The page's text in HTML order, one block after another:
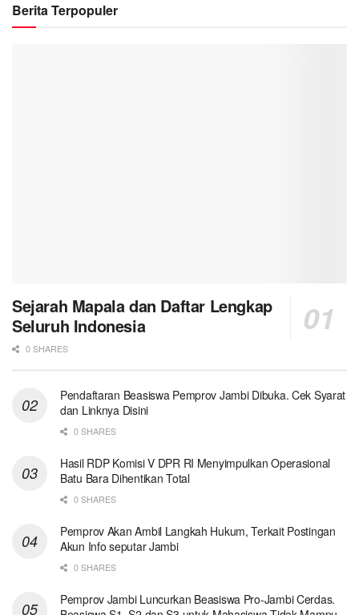
Berita Terpopuler
Sejarah Mapala dan Daftar Lengkap
Seluruh Indonesia
0 SHARES
Pendaftaran Beasiswa Pemprov Jambi Dibuka. Cek Syarat
dan Linknya Disini
0 SHARES
Hasil RDP Komisi V DPR RI Menyimpulkan Operasional
Batu Bara Dihentikan Total
0 SHARES
Pemprov Akan Ambil Langkah Hukum, Terkait Postingan
Akun Info seputar Jambi
0 SHARES
Pemprov Jambi Luncurkan Beasiswa Pro-Jambi Cerdas.